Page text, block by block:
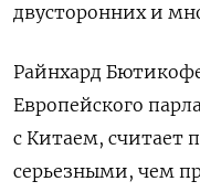
двусторонних и
Райнхард
Европейского
с Китаем, считает
серьезными, чем